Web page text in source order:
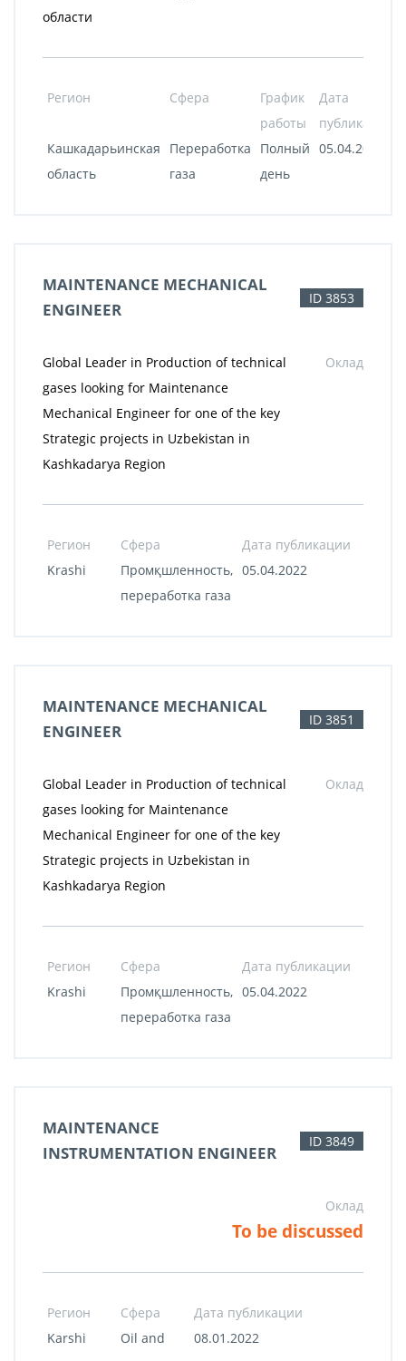
области
Регион Сфера
График
работы
Дата
публикации
Кашкадарьинская
область
Переработка
газа
Полный
день
05.04.2022
MAINTENANCE MECHANICAL
ENGINEER
ID 3853
Global Leader in Production of technical
gases looking for Maintenance
Mechanical Engineer for one of the key
Strategic projects in Uzbekistan in
Kashkadarya Region
Оклад
Регион Сфера
Дата публикации
Krashi
Промқшленность,
переработка газа
05.04.2022
MAINTENANCE MECHANICAL
ENGINEER
ID 3851
Global Leader in Production of technical
gases looking for Maintenance
Mechanical Engineer for one of the key
Strategic projects in Uzbekistan in
Kashkadarya Region
Оклад
Регион Сфера
Дата публикации
Krashi
Промқшленность,
переработка газа
05.04.2022
MAINTENANCE
INSTRUMENTATION ENGINEER
ID 3849
Оклад
To be discussed
Регион Сфера
Дата публикации
Karshi
Oil and
08.01.2022